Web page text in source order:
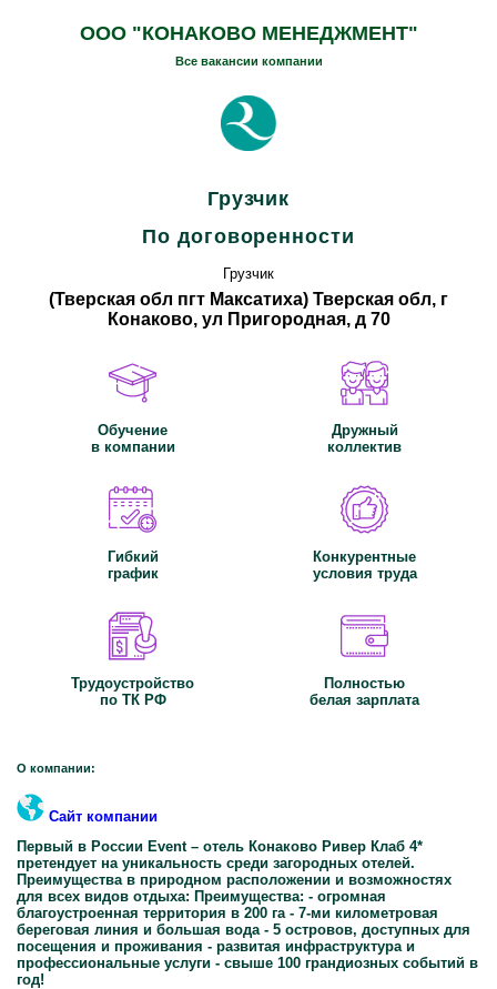
ООО "КОНАКОВО МЕНЕДЖМЕНТ"
Все вакансии компании
Грузчик
По договоренности
Грузчик
(Тверская обл пгт Максатиха) Тверская обл, г
Конаково, ул Пригородная, д 70
Обучение
в компании
Дружный
коллектив
Гибкий
график
Конкурентные
условия труда
Трудоустройство
по ТК РФ
Полностью
белая зарплата
О компании:
Сайт компании
Первый в России Event – отель Конаково Ривер Клаб 4*
претендует на уникальность среди загородных отелей.
Преимущества в природном расположении и возможностях
для всех видов отдыха: Преимущества: - огромная
благоустроенная территория в 200 га - 7-ми километровая
береговая линия и большая вода - 5 островов, доступных для
посещения и проживания - развитая инфраструктура и
профессиональные услуги - cвыше 100 грандиозных событий в
год!